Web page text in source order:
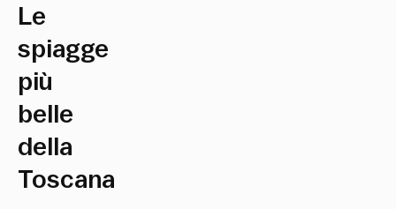
Le
spiagge
più
belle
della
Toscana